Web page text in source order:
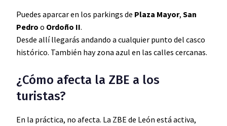
Puedes aparcar en los parkings de Plaza Mayor, San
Pedro o Ordoño II.
Desde allí llegarás andando a cualquier punto del casco
histórico. También hay zona azul en las calles cercanas.
¿Cómo afecta la ZBE a los
turistas?
En la práctica, no afecta. La ZBE de León está activa,